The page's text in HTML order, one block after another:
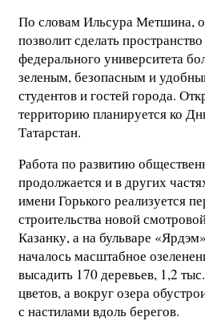
По словам Ильсура Метшина,
позволит сделать
федерального университета
зеленым, безопасным и
студентов и гостей города.
территорию планируется ко
Татарстан.
Работа по развитию
продолжается и в других
имени Горького реализуется
строительства новой
Казанку, а на бульваре
началось масштабное
высадить 170 деревьев, 1,2
цветов, а вокруг озера
с настилами вдоль берегов.